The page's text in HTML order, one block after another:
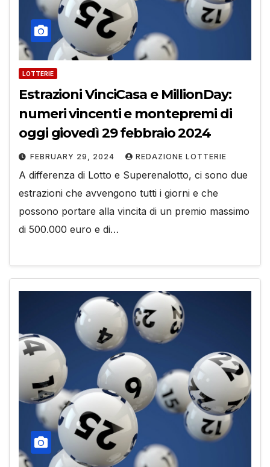
LOTTERIE
Estrazioni VinciCasa e MillionDay:
numeri vincenti e montepremi di
oggi giovedì 29 febbraio 2024
FEBRUARY 29, 2024 REDAZIONE LOTTERIE
A differenza di Lotto e Superenalotto, ci sono due
estrazioni che avvengono tutti i giorni e che
possono portare alla vincita di un premio massimo
di 500.000 euro e di…